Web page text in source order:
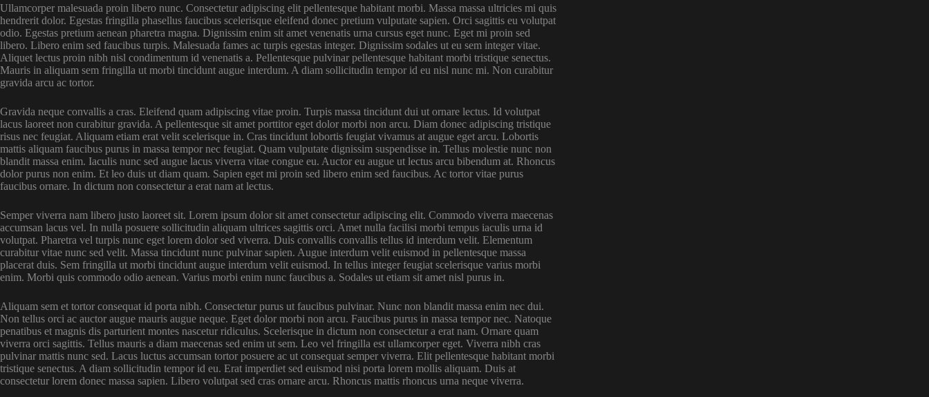
Ullamcorper malesuada proin libero nunc. Consectetur adipiscing elit pellentesque habitant morbi. Massa massa ultricies mi quis
hendrerit dolor. Egestas fringilla phasellus faucibus scelerisque eleifend donec pretium vulputate sapien. Orci sagittis eu volutpat
odio. Egestas pretium aenean pharetra magna. Dignissim enim sit amet venenatis urna cursus eget nunc. Eget mi proin sed
libero. Libero enim sed faucibus turpis. Malesuada fames ac turpis egestas integer. Dignissim sodales ut eu sem integer vitae.
Aliquet lectus proin nibh nisl condimentum id venenatis a. Pellentesque pulvinar pellentesque habitant morbi tristique senectus.
Mauris in aliquam sem fringilla ut morbi tincidunt augue interdum. A diam sollicitudin tempor id eu nisl nunc mi. Non curabitur
gravida arcu ac tortor.
Gravida neque convallis a cras. Eleifend quam adipiscing vitae proin. Turpis massa tincidunt dui ut ornare lectus. Id volutpat
lacus laoreet non curabitur gravida. A pellentesque sit amet porttitor eget dolor morbi non arcu. Diam donec adipiscing tristique
risus nec feugiat. Aliquam etiam erat velit scelerisque in. Cras tincidunt lobortis feugiat vivamus at augue eget arcu. Lobortis
mattis aliquam faucibus purus in massa tempor nec feugiat. Quam vulputate dignissim suspendisse in. Tellus molestie nunc non
blandit massa enim. Iaculis nunc sed augue lacus viverra vitae congue eu. Auctor eu augue ut lectus arcu bibendum at. Rhoncus
dolor purus non enim. Et leo duis ut diam quam. Sapien eget mi proin sed libero enim sed faucibus. Ac tortor vitae purus
faucibus ornare. In dictum non consectetur a erat nam at lectus.
Semper viverra nam libero justo laoreet sit. Lorem ipsum dolor sit amet consectetur adipiscing elit. Commodo viverra maecenas
accumsan lacus vel. In nulla posuere sollicitudin aliquam ultrices sagittis orci. Amet nulla facilisi morbi tempus iaculis urna id
volutpat. Pharetra vel turpis nunc eget lorem dolor sed viverra. Duis convallis convallis tellus id interdum velit. Elementum
curabitur vitae nunc sed velit. Massa tincidunt nunc pulvinar sapien. Augue interdum velit euismod in pellentesque massa
placerat duis. Sem fringilla ut morbi tincidunt augue interdum velit euismod. In tellus integer feugiat scelerisque varius morbi
enim. Morbi quis commodo odio aenean. Varius morbi enim nunc faucibus a. Sodales ut etiam sit amet nisl purus in.
Aliquam sem et tortor consequat id porta nibh. Consectetur purus ut faucibus pulvinar. Nunc non blandit massa enim nec dui.
Non tellus orci ac auctor augue mauris augue neque. Eget dolor morbi non arcu. Faucibus purus in massa tempor nec. Natoque
penatibus et magnis dis parturient montes nascetur ridiculus. Scelerisque in dictum non consectetur a erat nam. Ornare quam
viverra orci sagittis. Tellus mauris a diam maecenas sed enim ut sem. Leo vel fringilla est ullamcorper eget. Viverra nibh cras
pulvinar mattis nunc sed. Lacus luctus accumsan tortor posuere ac ut consequat semper viverra. Elit pellentesque habitant morbi
tristique senectus. A diam sollicitudin tempor id eu. Erat imperdiet sed euismod nisi porta lorem mollis aliquam. Duis at
consectetur lorem donec massa sapien. Libero volutpat sed cras ornare arcu. Rhoncus mattis rhoncus urna neque viverra.